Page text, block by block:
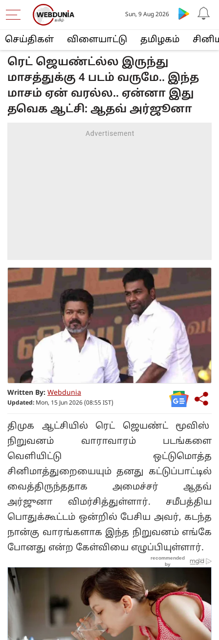
செய்திகள் விளையா‌ட்டு த‌மிழக‌ம்
Sun, 9 Aug 2026
ரெட் ஜெயண்ட்ல்ல இருந்து
மாசத்துக்கு 4 படம் வருமே.. இந்த
மாசம் ஏன் வரல்ல.. ஏன்னா இது
தவெக ஆட்சி: ஆதவ் அர்ஜூனா
Written By: Webdunia
Updated: Mon, 15 Jun 2026 (08:55 IST)
திமுக ஆட்சியில் ரெட் ஜெயண்ட் மூவிஸ்
நிறுவனம் வாராவாரம் படங்களை
வெளியிட்டு ஒட்டுமொத்த
சினிமாத்துறையையும் தனது கட்டுப்பாட்டில்
வைத்திருந்ததாக அமைச்சர் ஆதவ்
அர்ஜுனா விமர்சித்துள்ளார். சமீபத்திய
பொதுக்கூட்டம் ஒன்றில் பேசிய அவர், கடந்த
நான்கு வாரங்களாக இந்த நிறுவனம் எங்கே
போனது என்ற கேள்வியை எழுப்பியுள்ளார்.